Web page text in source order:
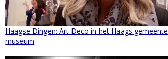
Haagse Dingen: Art Deco in het Haags gemeente
museum